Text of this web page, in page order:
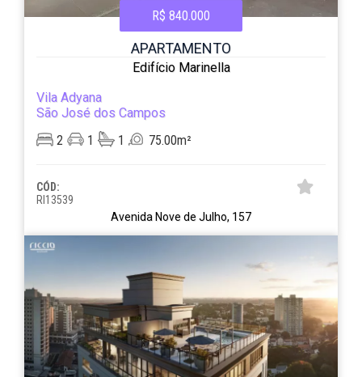
R$ 840.000
APARTAMENTO
Edifício Marinella
Vila Adyana
São José dos Campos
2
1 1 75.00m²
CÓD:
RI13539
Avenida Nove de Julho, 157